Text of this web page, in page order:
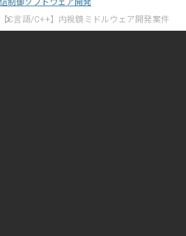
制御ソフトウェア開発
C言語/C++】内視鏡ミドルウェア開発案件